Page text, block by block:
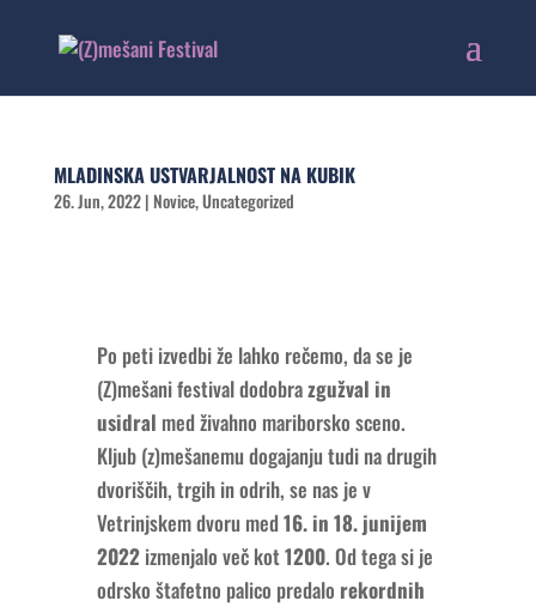
MLADINSKA USTVARJALNOST NA KUBIK
26. Jun, 2022| Novice,Uncategorized
Po peti izvedbi že lahko rečemo, da se je
(Z)mešani festival dodobrazgužval in
usidral med živahno mariborsko sceno.
Kljub (z)mešanemu dogajanju tudi na drugih
dvoriščih, trgih in odrih, se nas je v
Vetrinjskem dvoru med16. in 18. junijem
2022izmenjalo več kot1200. Od tega si je
odrsko štafetno palico predalo rekordnih